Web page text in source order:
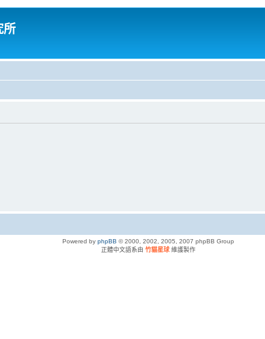
所
Powered by phpBB © 2000, 2002, 2005, 2007 phpBB Group
正體中文語系由 竹貓星球 維護製作